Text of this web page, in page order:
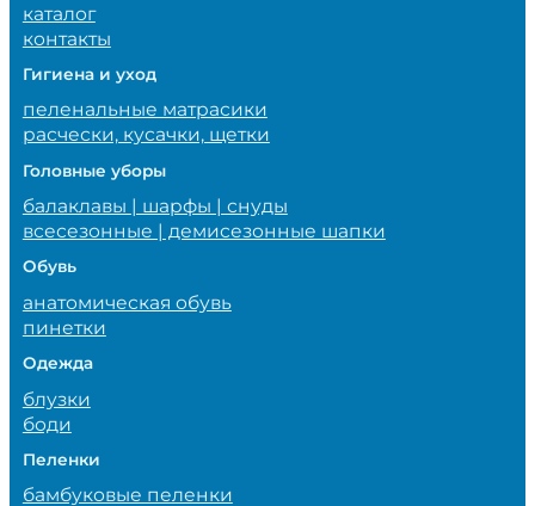
каталог
контакты
Гигиена и уход
пеленальные матрасики
расчески, кусачки, щетки
Головные уборы
балаклавы | шарфы | снуды
всесезонные | демисезонные шапки
Обувь
анатомическая обувь
пинетки
Одежда
блузки
боди
Пеленки
бамбуковые пеленки